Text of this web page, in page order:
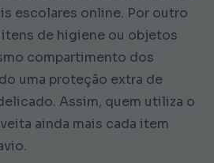
escolares online. Por outro
de higiene ou objetos
compartimento dos
uma proteção extra de
Assim, quem utiliza o
ainda mais cada item